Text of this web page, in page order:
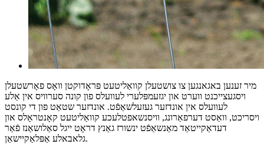
מיר זענען באגאנגען צו צושטעלן קוואַליטעט פּראָדוקטן וואָס פאָרשטעלן
ויסגעצייכנט ווערט און יגזעמפּלערי לעוועלס פון קונה סערוויס אין אַלע
לעוועלס אין אונדזער געזעלשאַפֿט. אונדזער שטאַט פון די קונסט
ויסריכט, וואַסט דערפאַרונג, וויסנשאפטלעכע קוואַליטעט קאָנטראָלס און
דעדאַקייטאַד מאַנשאַפֿט ינשורז גאַנץ דראָט ייגל סאַלושאַנז פֿאַר
גלאבאלע אַפּלאַקיישאַן.